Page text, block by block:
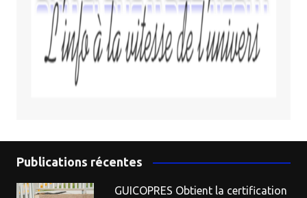
Publications récentes
GUICOPRES Obtient la certification